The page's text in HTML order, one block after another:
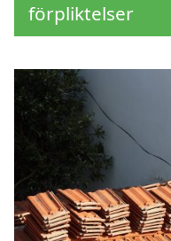
förpliktelser